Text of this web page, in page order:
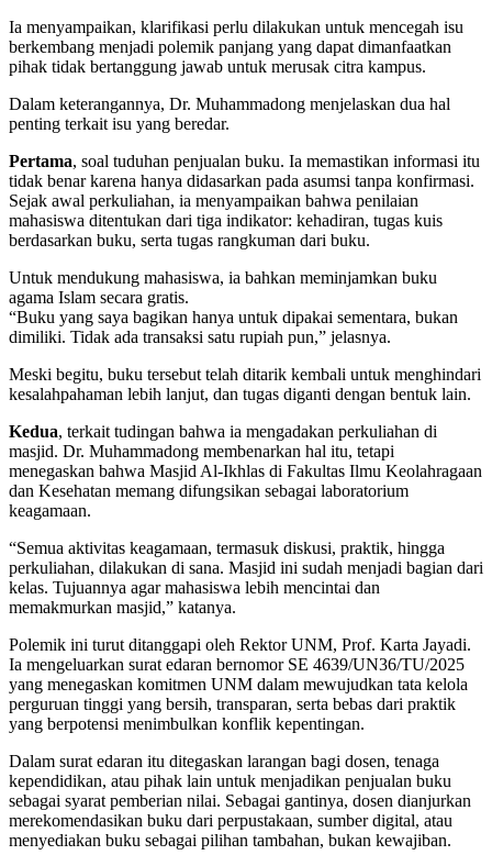
Ia menyampaikan, klarifikasi perlu dilakukan untuk mencegah isu
berkembang menjadi polemik panjang yang dapat dimanfaatkan
pihak tidak bertanggung jawab untuk merusak citra kampus.
Dalam keterangannya, Dr. Muhammadong menjelaskan dua hal
penting terkait isu yang beredar.
Pertama, soal tuduhan penjualan buku. Ia memastikan informasi itu
tidak benar karena hanya didasarkan pada asumsi tanpa konfirmasi.
Sejak awal perkuliahan, ia menyampaikan bahwa penilaian
mahasiswa ditentukan dari tiga indikator: kehadiran, tugas kuis
berdasarkan buku, serta tugas rangkuman dari buku.
Untuk mendukung mahasiswa, ia bahkan meminjamkan buku
agama Islam secara gratis.
“Buku yang saya bagikan hanya untuk dipakai sementara, bukan
dimiliki. Tidak ada transaksi satu rupiah pun,” jelasnya.
Meski begitu, buku tersebut telah ditarik kembali untuk menghindari
kesalahpahaman lebih lanjut, dan tugas diganti dengan bentuk lain.
Kedua, terkait tudingan bahwa ia mengadakan perkuliahan di
masjid. Dr. Muhammadong membenarkan hal itu, tetapi
menegaskan bahwa Masjid Al-Ikhlas di Fakultas Ilmu Keolahragaan
dan Kesehatan memang difungsikan sebagai laboratorium
keagamaan.
“Semua aktivitas keagamaan, termasuk diskusi, praktik, hingga
perkuliahan, dilakukan di sana. Masjid ini sudah menjadi bagian dari
kelas. Tujuannya agar mahasiswa lebih mencintai dan
memakmurkan masjid,” katanya.
Polemik ini turut ditanggapi oleh Rektor UNM, Prof. Karta Jayadi.
Ia mengeluarkan surat edaran bernomor SE 4639/UN36/TU/2025
yang menegaskan komitmen UNM dalam mewujudkan tata kelola
perguruan tinggi yang bersih, transparan, serta bebas dari praktik
yang berpotensi menimbulkan konflik kepentingan.
Dalam surat edaran itu ditegaskan larangan bagi dosen, tenaga
kependidikan, atau pihak lain untuk menjadikan penjualan buku
sebagai syarat pemberian nilai. Sebagai gantinya, dosen dianjurkan
merekomendasikan buku dari perpustakaan, sumber digital, atau
menyediakan buku sebagai pilihan tambahan, bukan kewajiban.